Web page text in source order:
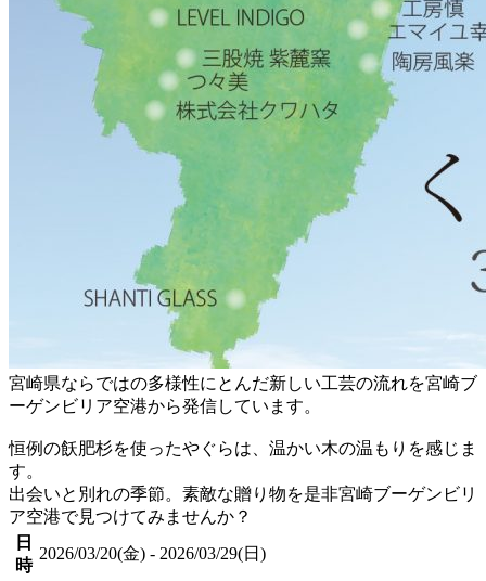
宮崎県ならではの多様性にとんだ新しい工芸の流れを宮崎ブ
ーゲンビリア空港から発信しています。
恒例の飫肥杉を使ったやぐらは、温かい木の温もりを感じま
す。
出会いと別れの季節。素敵な贈り物を是非宮崎ブーゲンビリ
ア空港で見つけてみませんか？
日
時
2026/03/20(金) - 2026/03/29(日)